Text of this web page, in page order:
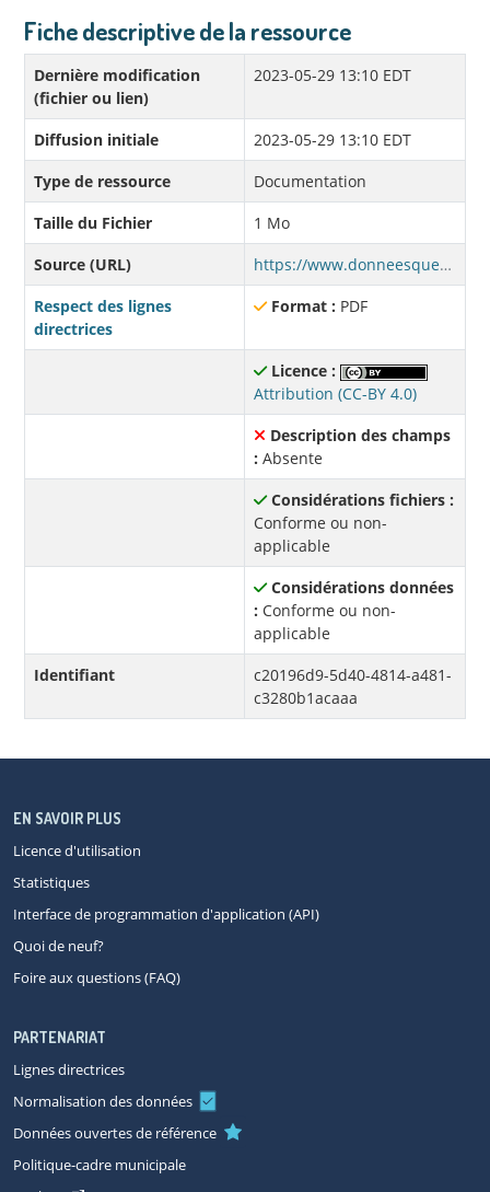
Fiche descriptive de la ressource
Dernière modification
(fichier ou lien)
2023-05-29 13:10 EDT
Diffusion initiale
2023-05-29 13:10 EDT
Type de ressource
Documentation
Taille du Fichier
1 Mo
Source (URL)
https://www.donneesquebec.ca/recherche/dataset/cab8ee40-9b99-40e7-865c-044df4a9fb5c/resource/c20196d9-5d40-4814-a481-c3280b1acaaa/download/lexique-as.pdf
Respect des lignes
directrices
Format : PDF
Licence :
Attribution (CC-BY 4.0)
Description des champs
: Absente
Considérations fichiers :
Conforme ou non-
applicable
Considérations données
: Conforme ou non-
applicable
Identifiant
c20196d9-5d40-4814-a481-
c3280b1acaaa
EN SAVOIR PLUS
Licence d'utilisation
Statistiques
Interface de programmation d'application (API)
Quoi de neuf?
Foire aux questions (FAQ)
PARTENARIAT
Lignes directrices
Normalisation des données
Données ouvertes de référence
Politique-cadre municipale